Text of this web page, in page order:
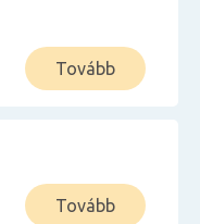
Tovább
Tovább